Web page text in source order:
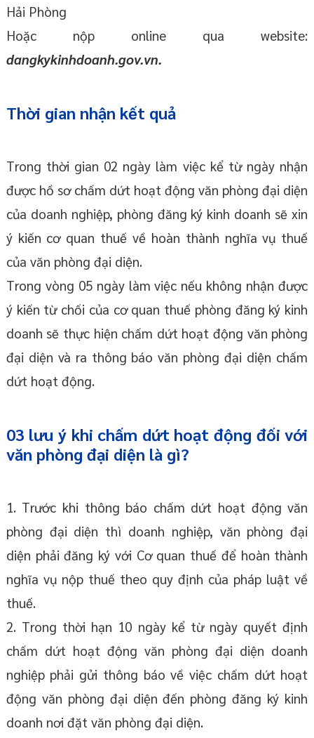
Hải Phòng
Hoặc nộp online qua website:
dangkykinhdoanh.gov.vn.
Thời gian nhận kết quả
Trong thời gian 02 ngày làm việc kể từ ngày nhận
được hồ sơ chấm dứt hoạt động văn phòng đại diện
của doanh nghiệp, phòng đăng ký kinh doanh sẽ xin
ý kiến cơ quan thuế về hoàn thành nghĩa vụ thuế
của văn phòng đại diện.
Trong vòng 05 ngày làm việc nếu không nhận được
ý kiến từ chối của cơ quan thuế phòng đăng ký kinh
doanh sẽ thực hiện chấm dứt hoạt động văn phòng
đại diện và ra thông báo văn phòng đại diện chấm
dứt hoạt động.
03 lưu ý khi chấm dứt hoạt động đối với
văn phòng đại diện là gì?
1. Trước khi thông báo chấm dứt hoạt động văn
phòng đại diện thì doanh nghiệp, văn phòng đại
diện phải đăng ký với Cơ quan thuế để hoàn thành
nghĩa vụ nộp thuế theo quy định của pháp luật về
thuế.
2. Trong thời hạn 10 ngày kể từ ngày quyết định
chấm dứt hoạt động văn phòng đại diện doanh
nghiệp phải gửi thông báo về việc chấm dứt hoạt
động văn phòng đại diện đến phòng đăng ký kinh
doanh nơi đặt văn phòng đại diện.